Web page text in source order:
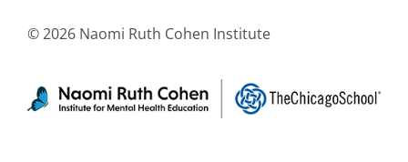
© 2026 Naomi Ruth Cohen Institute